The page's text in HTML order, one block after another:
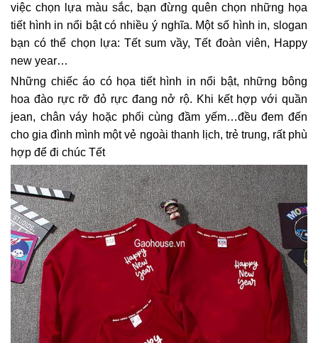
việc chọn lựa màu sắc, bạn đừng quên chọn những họa
tiết hình in nổi bật có nhiều ý nghĩa. Một số hình in, slogan
bạn có thể chọn lựa: Tết sum vầy, Tết đoàn viên, Happy
new year…
Những chiếc áo có họa tiết hình in nổi bật, những bông
hoa đào rực rỡ đỏ rực đang nở rộ. Khi kết hợp với quần
jean, chân váy hoặc phối cùng đầm yếm…đều đem đến
cho gia đình mình một vẻ ngoài thanh lịch, trẻ trung, rất phù
hợp để đi chúc Tết